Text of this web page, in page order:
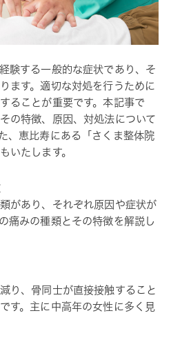
験する一般的な症状であり、そ
ます。適切な対処を行うために
ることが重要です。本記事で
の特徴、原因、対処法について
、恵比寿にある「さくま整体院
いたします。
があり、それぞれ原因や症状が
痛みの種類とその特徴を解説し
り、骨同士が直接接触すること
す。主に中高年の女性に多く見